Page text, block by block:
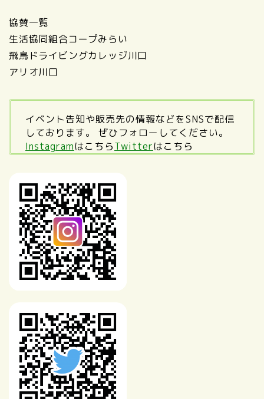
協賛一覧
生活協同組合コープみらい
飛鳥ドライビングカレッジ川口
アリオ川口
イベント告知や販売先の情報などをSNSで配信
しております。 ぜひフォローしてください。
InstagramはこちらTwitterはこちら